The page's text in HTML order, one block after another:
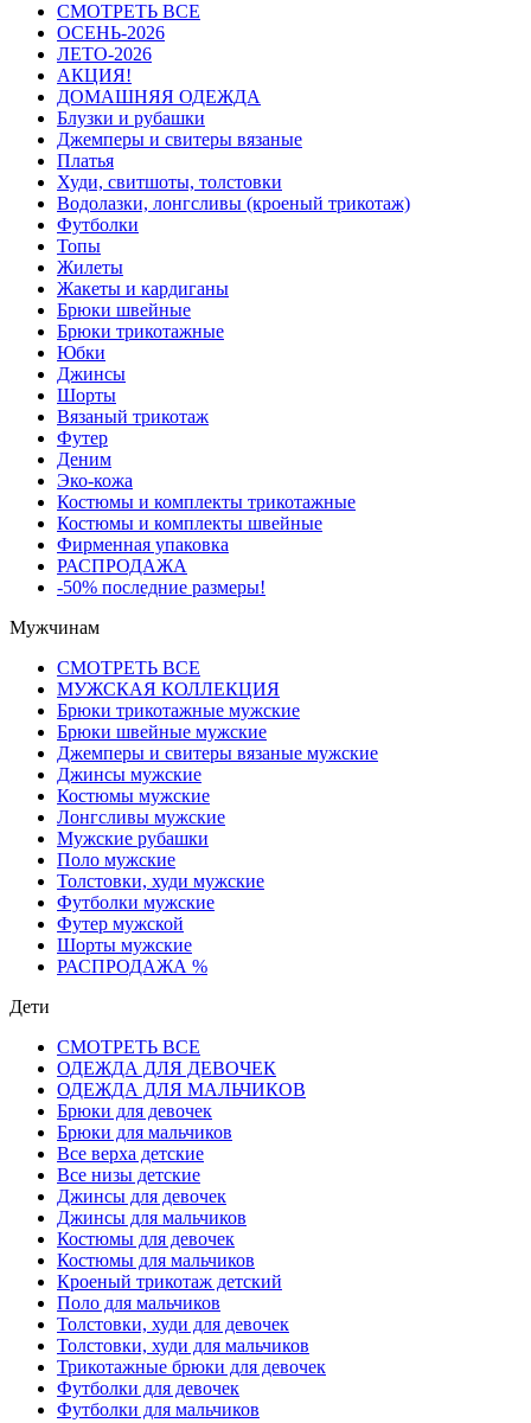
СМОТРЕТЬ ВСЕ
ОСЕНЬ-2026
ЛЕТО-2026
АКЦИЯ!
ДОМАШНЯЯ ОДЕЖДА
Блузки и рубашки
Джемперы и свитеры вязаные
Платья
Худи, свитшоты, толстовки
Водолазки, лонгсливы (кроеный трикотаж)
Футболки
Топы
Жилеты
Жакеты и кардиганы
Брюки швейные
Брюки трикотажные
Юбки
Джинсы
Шорты
Вязаный трикотаж
Футер
Деним
Эко-кожа
Костюмы и комплекты трикотажные
Костюмы и комплекты швейные
Фирменная упаковка
РАСПРОДАЖА
-50% последние размеры!
Мужчинам
СМОТРЕТЬ ВСЕ
МУЖСКАЯ КОЛЛЕКЦИЯ
Брюки трикотажные мужские
Брюки швейные мужские
Джемперы и свитеры вязаные мужские
Джинсы мужские
Костюмы мужские
Лонгсливы мужские
Мужские рубашки
Поло мужские
Толстовки, худи мужские
Футболки мужские
Футер мужской
Шорты мужские
РАСПРОДАЖА %
Дети
СМОТРЕТЬ ВСЕ
ОДЕЖДА ДЛЯ ДЕВОЧЕК
ОДЕЖДА ДЛЯ МАЛЬЧИКОВ
Брюки для девочек
Брюки для мальчиков
Все верха детские
Все низы детские
Джинсы для девочек
Джинсы для мальчиков
Костюмы для девочек
Костюмы для мальчиков
Кроеный трикотаж детский
Поло для мальчиков
Толстовки, худи для девочек
Толстовки, худи для мальчиков
Трикотажные брюки для девочек
Футболки для девочек
Футболки для мальчиков